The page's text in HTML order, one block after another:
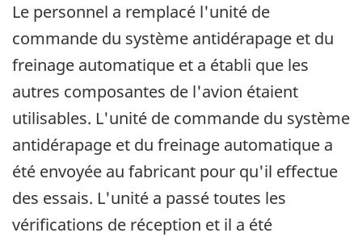
Le personnel a remplacé l'unité de
commande du système antidérapage et du
freinage automatique et a établi que les
autres composantes de l'avion étaient
utilisables. L'unité de commande du système
antidérapage et du freinage automatique a
été envoyée au fabricant pour qu'il effectue
des essais. L'unité a passé toutes les
vérifications de réception et il a été